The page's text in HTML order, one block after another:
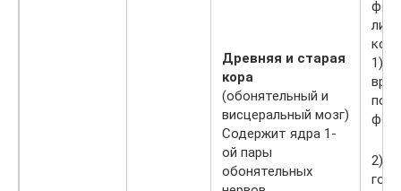
Древняя и старая
кора
(обонятельный и
висцеральный мозг)
Содержит ядра 1-
ой пары
обонятельных
1)
2)